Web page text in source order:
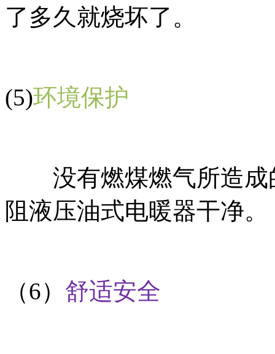
了多久就烧坏了。
(5)环境保护
没有燃煤燃气所造成
阻液压油式电暖器干净。
（6） 舒适安全